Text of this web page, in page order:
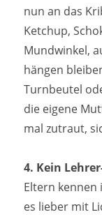
nun an das
Ketchup,
Mundwinkel,
hängen
Turnbeutel
die eigene
mal zutraut,
4. Kein
Eltern kennen
es lieber mit